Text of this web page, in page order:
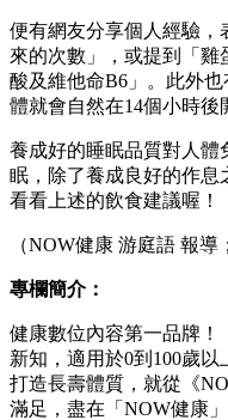
便有網友分享個人經驗，
來的次數」，或提到「
酸及維他命B6」。此外
體就會自然在14個小時後
養成好的睡眠品質對人體
眠，除了養成良好的作息
看看上述的飲食建議喔！
（NOW健康 游庭語 報導
專欄簡介：
健康數位內容第一品牌！
新知，適用於0到100歲以
打造長壽體質，就從《
滿足，盡在「NOW健康」